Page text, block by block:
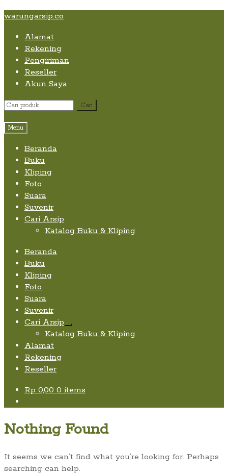
Skip
content
Skip
navigation
Skip
content
warungarsip.co
Alamat
Rekening
Pengiriman
Reseller
Akun Saya
Pencarian
Cari
Menu
Beranda
Buku
Kliping
Foto
Suara
Suvenir
Cari Arsip
Katalog Buku & Kliping
Beranda
Buku
Kliping
Foto
Suara
Suvenir
Cari Arsip
Expand
child
Katalog Buku & Kliping
Alamat
Rekening
Reseller
Rp 0,00 0 items
Nothing Found
It seems we can’t find what you’re looking for. Perhaps
searching can help.